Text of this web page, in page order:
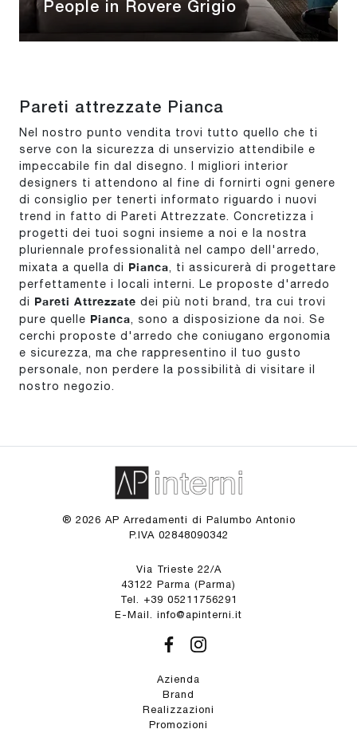
People in Rovere Grigio
Pareti attrezzate Pianca
Nel nostro punto vendita trovi tutto quello che ti
serve con la sicurezza di unservizio attendibile e
impeccabile fin dal disegno. I migliori interior
designers ti attendono al fine di fornirti ogni genere
di consiglio per tenerti informato riguardo i nuovi
trend in fatto di Pareti Attrezzate. Concretizza i
progetti dei tuoi sogni insieme a noi e la nostra
pluriennale professionalità nel campo dell'arredo,
mixata a quella di Pianca, ti assicurerà di progettare
perfettamente i locali interni. Le proposte d'arredo
di Pareti Attrezzate dei più noti brand, tra cui trovi
pure quelle Pianca, sono a disposizione da noi. Se
cerchi proposte d'arredo che coniugano ergonomia
e sicurezza, ma che rappresentino il tuo gusto
personale, non perdere la possibilità di visitare il
nostro negozio.
® 2026 AP Arredamenti di Palumbo Antonio
P.IVA 02848090342
Via Trieste 22/A
43122 Parma (Parma)
Tel. +39 05211756291
E-Mail. info@apinterni.it
Azienda
Brand
Realizzazioni
Promozioni